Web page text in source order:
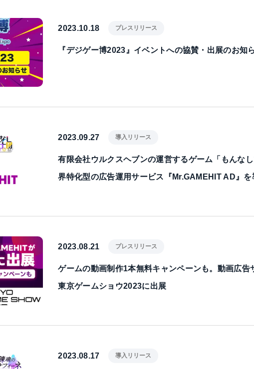
2023.10.18 プレスリリース
『デジゲー博2023』イベントへの協賛・出展のお知
2023.09.27 導入リリース
有限会社ウルクスヘブンの運営するゲーム「もんな
界特化型の広告運用サービス『Mr.GAMEHIT AD』を
2023.08.21 プレスリリース
ゲームの動画制作1本無料キャンペーンも。動画広
東京ゲームショウ2023に出展
2023.08.17 導入リリース